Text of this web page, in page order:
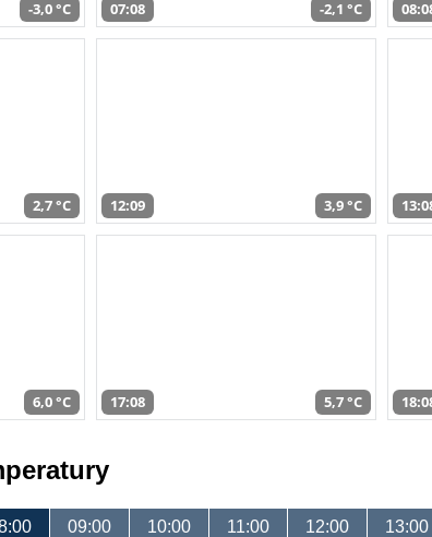
-3,0 °C 07:08 -2,1 °C
2,7 °C 12:09 3,9 °C
6,0 °C 17:08 5,7 °C
09:00 10:00 11:00 12:00 13:00